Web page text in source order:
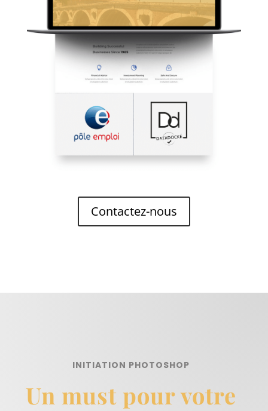
Contactez-nous
INITIATION PHOTOSHOP
Un must pour votre